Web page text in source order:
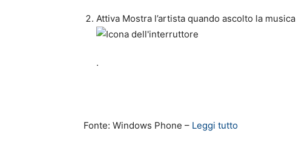
Attiva Mostra l’artista quando ascolto la musica
.
Fonte: Windows Phone – Leggi tutto